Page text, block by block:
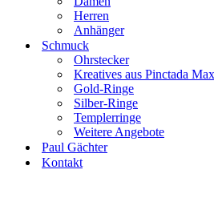
Herren
Anhänger
Schmuck
Ohrstecker
Kreatives aus Pinctada
Gold-Ringe
Silber-Ringe
Templerringe
Weitere Angebote
Paul Gächter
Kontakt